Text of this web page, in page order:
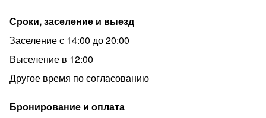
Сроки, заселение и выезд
Заселение с 14:00 до 20:00
Выселение в 12:00
Другое время по согласованию
Бронирование и оплата